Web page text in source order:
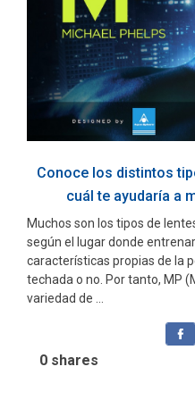
Conoce los distintos
cuál te ayudaría a
Muchos son los tipos de
según el lugar donde
características propias de la
techada o no. Por tanto, MP
variedad de ...
0 shares